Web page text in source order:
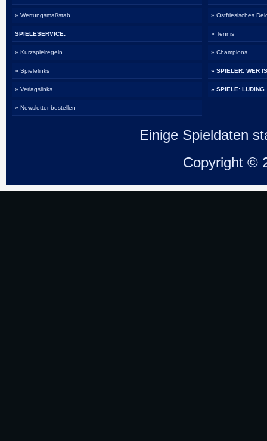
» Wertungsmaßstab
SPIELESERVICE:
» Kurzspielregeln
» Spielelinks
» Verlagslinks
» Newsletter bestellen
» Ostfriesisches
» Tennis
» Champions
» SPIELER: WER
» SPIELE: LUDING
Einige Spieldaten
Copyright ©